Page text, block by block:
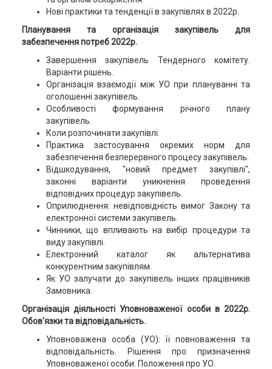
Нові практики та тенденції в закупівлях в 2022р.
Планування та організація закупівель для
забезпечення потреб 2022р.
Завершення закупівель Тендерного комітету.
Варіанти рішень.
Організація взаємодії між УО при плануванні та
оголошенні закупівель.
Особливості формування річного плану
закупівель.
Коли розпочинати закупівлі.
Практика застосування окремих норм для
забезпечення безперервного процесу закупівель.
Відшкодування, "новий предмет закупівлі",
законні варіанти уникнення проведення
відповідних процедур закупівель.
Оприлюднення: невідповідність вимог Закону та
електронної системи закупівель.
Чинники, що впливають на вибір процедури та
виду закупівлі.
Електронний каталог як альтернатива
конкурентним закупівлям.
Як УО залучати до закупівель інших працівників
Замовника.
Організація діяльності Уповноваженої особи в 2022р.
Обов'язки та відповідальність.
Уповноважена особа (УО): її повноваження та
відповідальність. Рішення про призначення
Уповноваженої особи. Положення про УО.